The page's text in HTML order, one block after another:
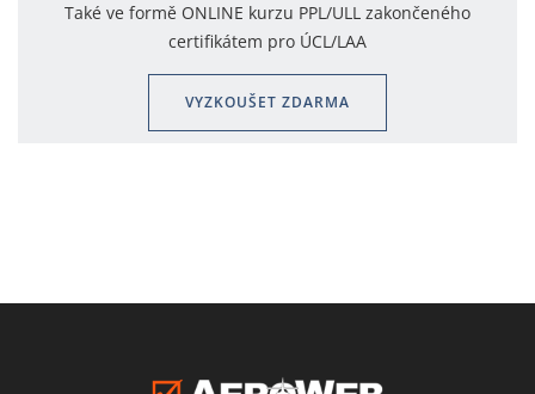
Také ve formě ONLINE kurzu PPL/ULL zakončeného
certifikátem pro ÚCL/LAA
VYZKOUŠET ZDARMA